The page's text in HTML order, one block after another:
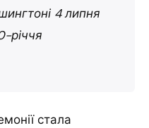
4 липня
річчя
стала